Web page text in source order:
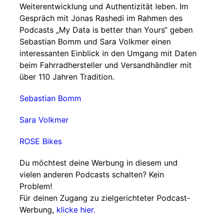
Weiterentwicklung und Authentizität leben. Im
Gespräch mit Jonas Rashedi im Rahmen des
Podcasts „My Data is better than Yours“ geben
Sebastian Bomm und Sara Volkmer einen
interessanten Einblick in den Umgang mit Daten
beim Fahrradhersteller und Versandhändler mit
über 110 Jahren Tradition.
Sebastian Bomm
Sara Volkmer
ROSE Bikes
Du möchtest deine Werbung in diesem und
vielen anderen Podcasts schalten? Kein
Problem!
Für deinen Zugang zu zielgerichteter Podcast-
Werbung, klicke hier.